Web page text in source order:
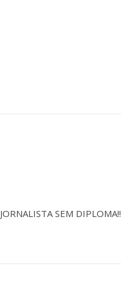
SEM DIPLOMA!!